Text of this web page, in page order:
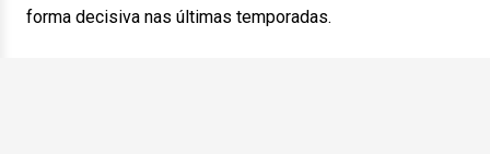
forma decisiva nas últimas temporadas.